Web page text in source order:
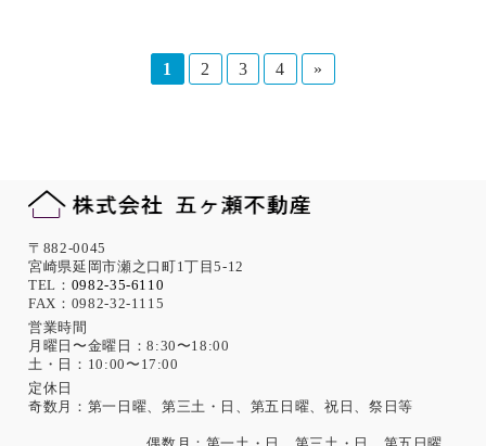
1 2 3 4 »
〒882-0045
宮崎県延岡市瀬之口町1丁目5-12
TEL： 0982-35-6110
FAX：0982-32-1115
営業時間
月曜日〜金曜日：8:30〜18:00
土・日：10:00〜17:00
定休日
奇数月：第一日曜、第三土・日、第五日曜、祝日、祭日等